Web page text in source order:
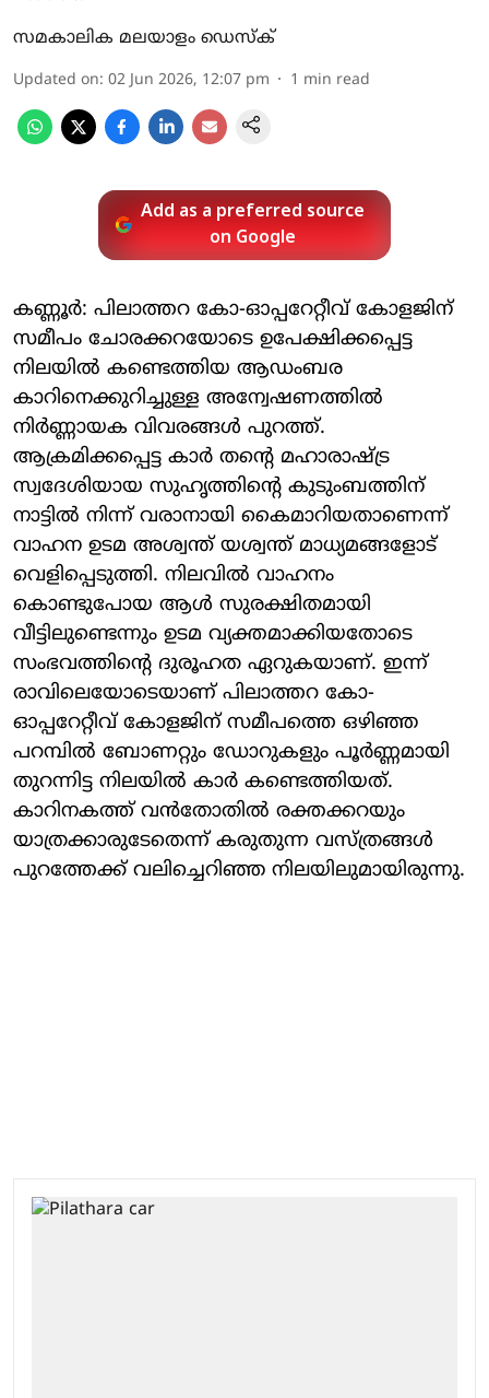
സമകാലിക മലയാളം ഡെസ്ക്
Updated on: 02 Jun 2026, 12:07 pm 1 min read
Add as a preferred source
on Google
കണ്ണൂർ: പിലാത്തറ കോ-ഓപ്പറേറ്റീവ് കോളജിന്
സമീപം ചോരക്കറയോടെ ഉപേക്ഷിക്കപ്പെട്ട
നിലയിൽ കണ്ടെത്തിയ ആഡംബര
കാറിനെക്കുറിച്ചുള്ള അന്വേഷണത്തിൽ
നിർണ്ണായക വിവരങ്ങൾ പുറത്ത്.
ആക്രമിക്കപ്പെട്ട കാർ തന്റെ മഹാരാഷ്ട്ര
സ്വദേശിയായ സുഹൃത്തിന്റെ കുടുംബത്തിന്
നാട്ടിൽ നിന്ന് വരാനായി കൈമാറിയതാണെന്ന്
വാഹന ഉടമ അശ്വന്ത് യശ്വന്ത് മാധ്യമങ്ങളോട്
വെളിപ്പെടുത്തി. നിലവിൽ വാഹനം
കൊണ്ടുപോയ ആൾ സുരക്ഷിതമായി
വീട്ടിലുണ്ടെന്നും ഉടമ വ്യക്തമാക്കിയതോടെ
സംഭവത്തിന്റെ ദുരൂഹത ഏറുകയാണ്. ഇന്ന്
രാവിലെയോടെയാണ് പിലാത്തറ കോ-
ഓപ്പറേറ്റീവ് കോളജിന് സമീപത്തെ ഒഴിഞ്ഞ
പറമ്പിൽ ബോണറ്റും ഡോറുകളും പൂർണ്ണമായി
തുറന്നിട്ട നിലയിൽ കാർ കണ്ടെത്തിയത്.
കാറിനകത്ത് വൻതോതിൽ രക്തക്കറയും
യാത്രക്കാരുടേതെന്ന് കരുതുന്ന വസ്ത്രങ്ങൾ
പുറത്തേക്ക് വലിച്ചെറിഞ്ഞ നിലയിലുമായിരുന്നു.